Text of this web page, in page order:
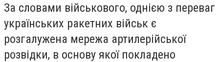
За словами військового, однією з переваг
українських ракетних військ є
розгалужена мережа артилерійської
розвідки, в основу якої покладено